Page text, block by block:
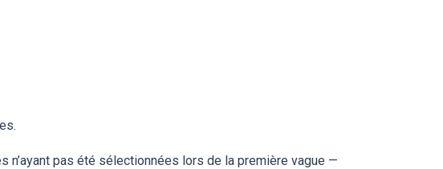
pas été sélectionnées lors de la première vague —